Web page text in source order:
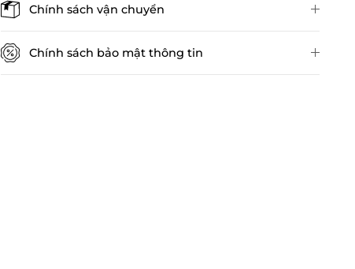
Chính sách vận chuyển
Chính sách bảo mật thông tin